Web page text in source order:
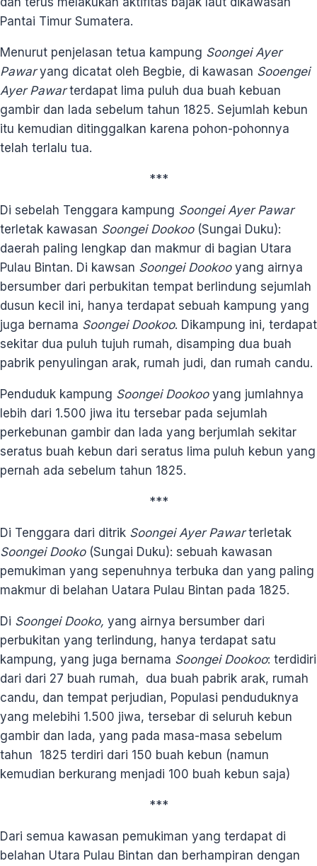
Pantai Timur Sumatera.
Menurut penjelasan tetua kampung Soongei Ayer
Pawaryang dicatat oleh Begbie, di kawasan Sooengei
Ayer Pawarterdapat lima puluh dua buah kebuan
gambir dan lada sebelum tahun 1825. Sejumlah kebun
itu kemudian ditinggalkan karena pohon-pohonnya
telah terlalu tua.
***
Di sebelah Tenggara kampung Soongei Ayer Pawar
terletak kawasan Soongei Dookoo(Sungai Duku):
daerah paling lengkap dan makmur di bagian Utara
Pulau Bintan. Di kawsan Soongei Dookooyang airnya
bersumber dari perbukitan tempat berlindung sejumlah
dusun kecil ini, hanya terdapat sebuah kampung yang
juga bernama Soongei Dookoo. Dikampung ini, terdapat
sekitar dua puluh tujuh rumah, disamping dua buah
pabrik penyulingan arak, rumah judi, dan rumah candu.
Penduduk kampung Soongei Dookooyang jumlahnya
lebih dari 1.500 jiwa itu tersebar pada sejumlah
perkebunan gambir dan lada yang berjumlah sekitar
seratus buah kebun dari seratus lima puluh kebun yang
pernah ada sebelum tahun 1825.
***
Di Tenggara dari ditrik Soongei Ayer Pawarterletak
Soongei Dooko (Sungai Duku): sebuah kawasan
pemukiman yang sepenuhnya terbuka dan yang paling
makmur di belahan Uatara Pulau Bintan pada 1825.
Di Soongei Dooko, yang airnya bersumber dari
perbukitan yang terlindung, hanya terdapat satu
kampung, yang juga bernama Soongei Dookoo: terdidiri
dari dari 27 buah rumah, dua buah pabrik arak, rumah
candu, dan tempat perjudian, Populasi penduduknya
yang melebihi 1.500 jiwa, tersebar di seluruh kebun
gambir dan lada, yang pada masa-masa sebelum
tahun 1825 terdiri dari 150 buah kebun (namun
kemudian berkurang menjadi 100 buah kebun saja)
***
Dari semua kawasan pemukiman yang terdapat di
belahan Utara Pulau Bintan dan berhampiran dengan